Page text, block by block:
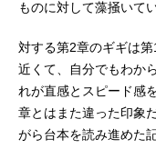
ものに対して藻掻いて
対する第2章のギギは
近くて、自分でもわか
れが直感とスピード感
章とはまた違った印象
がら台本を読み進めた